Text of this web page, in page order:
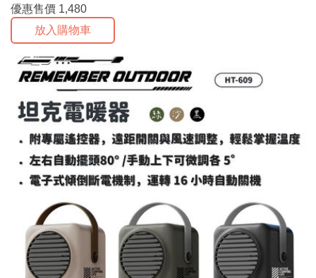
優惠售價 1,480
放入購物車